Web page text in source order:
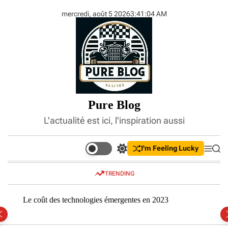
mercredi, août 5 20263:41 :05 AM
Pure Blog
L'actualité est ici, l'inspiration aussi
S
w
t
c
h
c
I'm Feeling Lucky
M
e
S
e
c
TRENDING
Le coût des technologies émergentes en 2023